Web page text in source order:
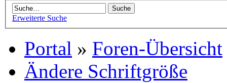
Erweiterte Suche
Portal » Foren-Übersicht
Ändere Schriftgröße